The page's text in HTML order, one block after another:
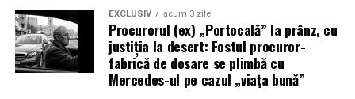
EXCLUSIV acum 3 zile
Procurorul (ex) „Portocală” la prânz, cu
justiția la desert: Fostul procuror-
fabrică de dosare se plimbă cu
Mercedes-ul pe cazul „viața bună”